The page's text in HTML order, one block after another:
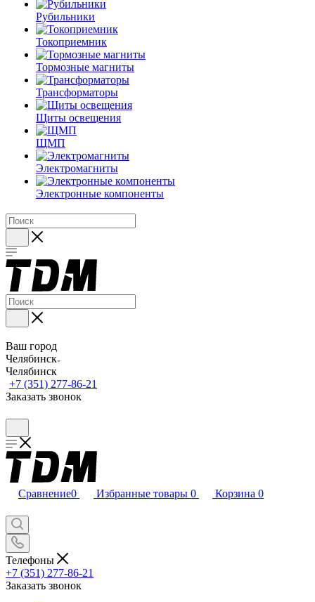
Рубильники
Токоприемник
Тормозные магниты
Трансформаторы
Щиты освещения
ЩМП
Электромагниты
Электронные компоненты
Ваш город
Челябинск
Челябинск
+7 (351) 277-86-21
Заказать звонок
Сравнение0 Избранные товары 0 Корзина 0
Телефоны
+7 (351) 277-86-21
Заказать звонок